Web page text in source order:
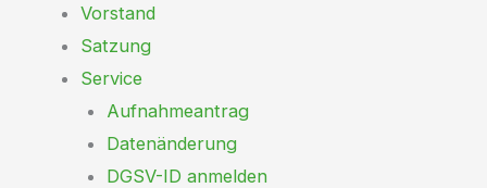
Vorstand
Satzung
Service
Aufnahmeantrag
Datenänderung
DGSV-ID anmelden